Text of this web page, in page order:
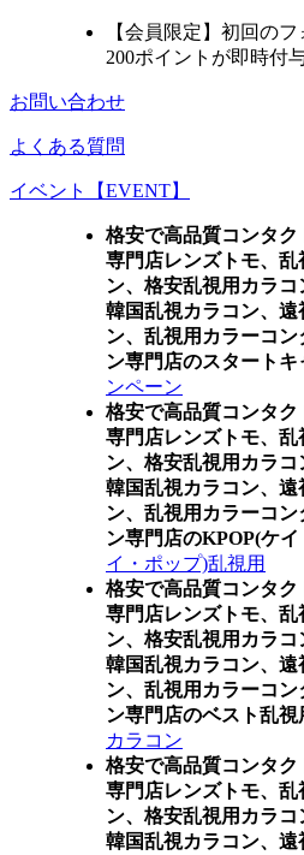
【会員限定】初回のフ
200ポイント が即時付
お問い合わせ
よくある質問
イベント【EVENT】
格安で高品質コンタ
専門店レンズトモ、
ン、格安乱視用カラコ
韓国乱視カラコン、
ン、乱視用カラーコ
ン専門店のスタート
ンペーン
格安で高品質コンタ
専門店レンズトモ、
ン、格安乱視用カラコ
韓国乱視カラコン、
ン、乱視用カラーコ
ン専門店のKPOP(ケ
イ・ポップ)乱視用
格安で高品質コンタ
専門店レンズトモ、
ン、格安乱視用カラコ
韓国乱視カラコン、
ン、乱視用カラーコ
ン専門店のベスト乱
カラコン
格安で高品質コンタ
専門店レンズトモ、
ン、格安乱視用カラコ
韓国乱視カラコン、